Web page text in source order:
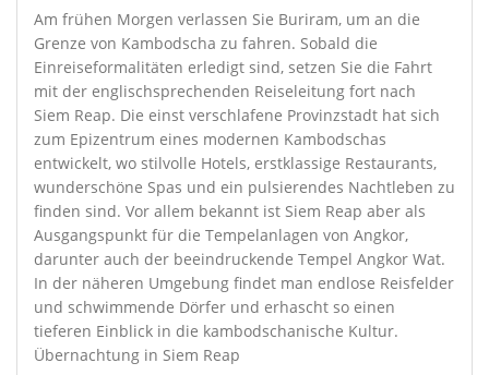
Am frühen Morgen verlassen Sie Buriram, um an die
Grenze von Kambodscha zu fahren. Sobald die
Einreiseformalitäten erledigt sind, setzen Sie die Fahrt
mit der englischsprechenden Reiseleitung fort nach
Siem Reap. Die einst verschlafene Provinzstadt hat sich
zum Epizentrum eines modernen Kambodschas
entwickelt, wo stilvolle Hotels, erstklassige Restaurants,
wunderschöne Spas und ein pulsierendes Nachtleben zu
finden sind. Vor allem bekannt ist Siem Reap aber als
Ausgangspunkt für die Tempelanlagen von Angkor,
darunter auch der beeindruckende Tempel Angkor Wat.
In der näheren Umgebung findet man endlose Reisfelder
und schwimmende Dörfer und erhascht so einen
tieferen Einblick in die kambodschanische Kultur.
Übernachtung in Siem Reap